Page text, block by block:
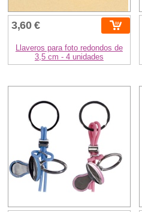
3,60 €
Llaveros para foto redondos de
3,5 cm - 4 unidades